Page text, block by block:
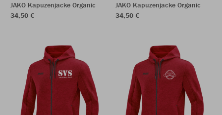
JAKO Kapuzenjacke Organic
34,50 €
JAKO Kapuzenjacke Organic
34,50 €